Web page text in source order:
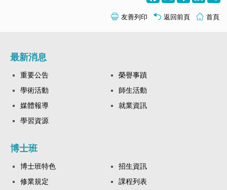
友善列印 返回前頁 首頁
最新消息
重要公告
榮譽事蹟
學術活動
師生活動
媒體報導
就業資訊
學習資源
博士班
博士班特色
招生資訊
修業規定
課程列表